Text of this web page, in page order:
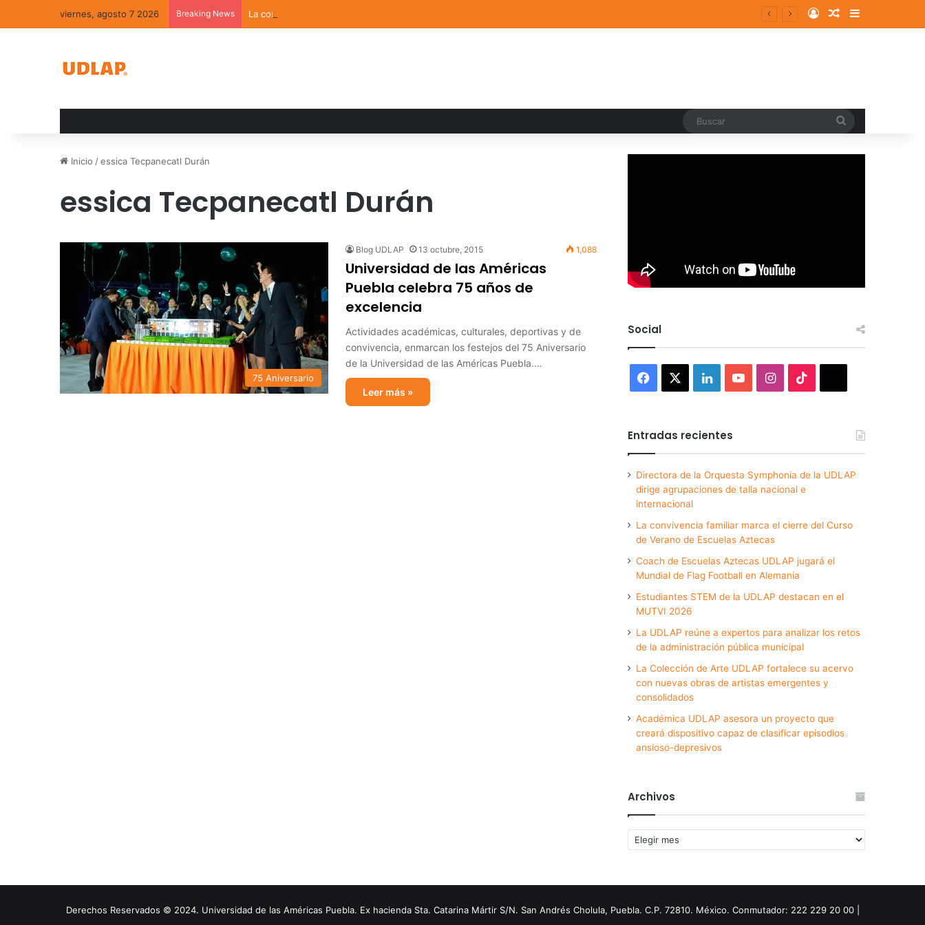
viernes, agosto 7 2026 Breaking News La convivencia familiar marca el cierre del Curso de Verano de Escuelas Aztecas Log InRandom Article
Sidebar
Inicio /essica Tecpanecatl Durán
essica Tecpanecatl Durán
75 Aniversario
Blog UDLAP 13 octubre, 2015 1,088
Universidad de las Américas
Puebla celebra 75 años de
excelencia
Actividades académicas, culturales, deportivas y de
convivencia, enmarcan los festejos del 75 Aniversario
de la Universidad de las Américas Puebla.…
Leer más »
Social
Facebook LinkedInYouTubeInstagram
Entradas recientes
Directora de la Orquesta Symphonia de la UDLAP
dirige agrupaciones de talla nacional e
internacional
La convivencia familiar marca el cierre del Curso
de Verano de Escuelas Aztecas
Coach de Escuelas Aztecas UDLAP jugará el
Mundial de Flag Football en Alemania
Estudiantes STEM de la UDLAP destacan en el
MUTVI 2026
La UDLAP reúne a expertos para analizar los retos
de la administración pública municipal
La Colección de Arte UDLAP fortalece su acervo
con nuevas obras de artistas emergentes y
consolidados
Académica UDLAP asesora un proyecto que
creará dispositivo capaz de clasificar episodios
ansioso-depresivos
Archivos
Archivos
Derechos Reservados © 2024. Universidad de las Américas Puebla. Ex hacienda Sta. Catarina Mártir S/N. San Andrés Cholula, Puebla. C.P. 72810. México. Conmutador: 222 229 20 00 |